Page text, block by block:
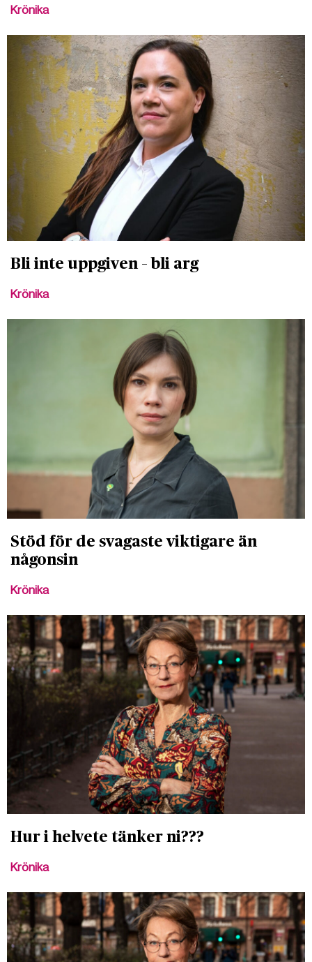
Krönika
Bli inte uppgiven – bli arg
Krönika
Stöd för de svagaste viktigare än
någonsin
Krönika
Hur i helvete tänker ni???
Krönika